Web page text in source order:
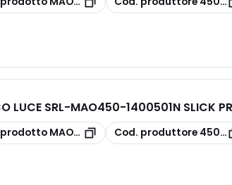
LUCE SRL-MAO450-1400501N SLICK
prodotto MAO450-1400501N
copia
Cod. produttore 450-